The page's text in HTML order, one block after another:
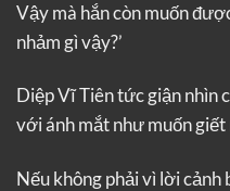
Vậy mà hắn còn muốn
nhảm gì vậy?’
Diệp Vĩ Tiên tức giận nhìn
với ánh mắt như muốn
Nếu không phải vì lời cảnh